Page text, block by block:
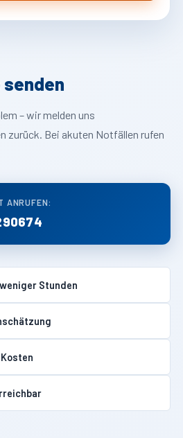
– wir melden uns
zurück. Bei akuten Notfällen rufen
ANRUFEN:
Stunden